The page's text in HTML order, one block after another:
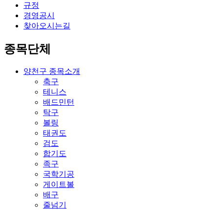
규정
경영공시
찾아오시는길
종목단체
양천구 종목소개
축구
테니스
배드민턴
탁구
볼링
태권도
검도
합기도
족구
국학기공
게이트볼
배구
줄넘기